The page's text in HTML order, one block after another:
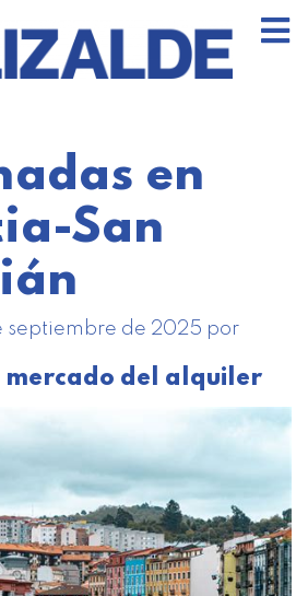
en
San
septiembre de 2025 por
mercado del alquiler